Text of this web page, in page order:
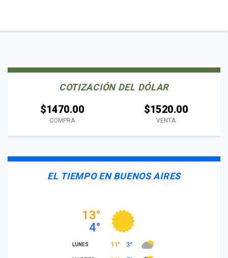
COTIZACIÓN DEL DÓLAR
$1470.00
COMPRA
$1520.00
VENTA
EL TIEMPO EN BUENOS AIRES